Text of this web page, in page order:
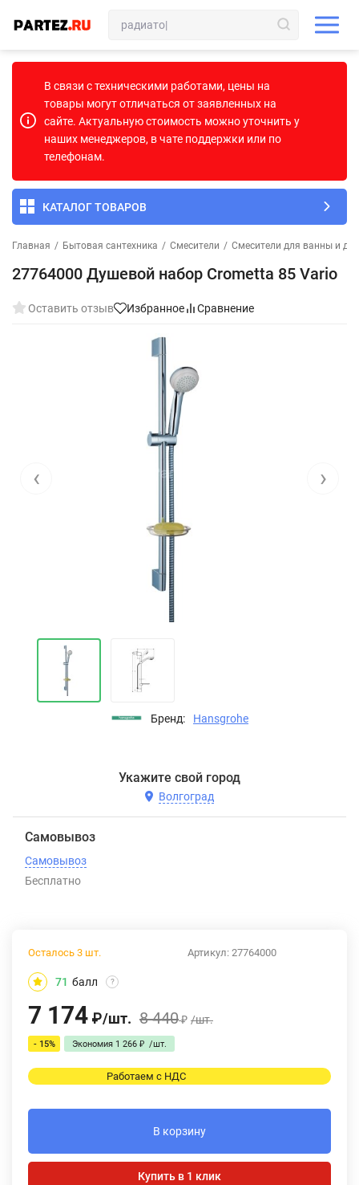
В связи с техническими работами, цены на
товары могут отличаться от заявленных на
сайте. Актуальную стоимость можно уточнить у
наших менеджеров, в чате поддержки или по
телефонам.
КАТАЛОГ ТОВАРОВ
Главная / Бытовая сантехника / Смесители / Смесители для ванны и
27764000 Душевой набор Crometta 85 Vario
Оставить отзыв Избранное Сравнение
‹ ›
Бренд: Hansgrohe
Укажите свой город
Волгоград
Самовывоз
Самовывоз
Бесплатно
Артикул: 27764000
Осталось 3 шт.
71 балл ?
7 174 ₽/шт. 8 440₽ /шт.
- 15% Экономия 1 266 ₽ /шт.
Работаем с НДС
В корзину
Купить в 1 клик